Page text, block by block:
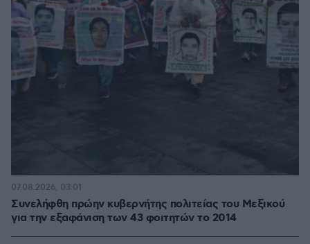
Συνελήφθη πρώην κυβερνήτης πολιτείας του Μεξικού
για την εξαφάνιση των 43 φοιτητών το 2014
07.08.2026, 03:01